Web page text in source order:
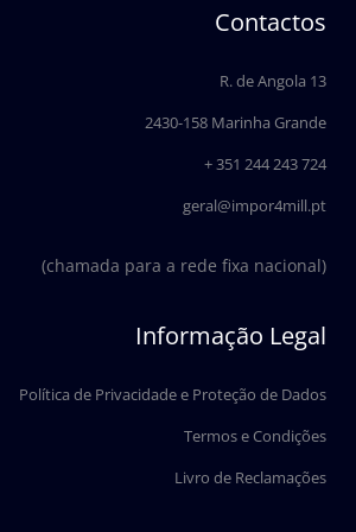
e
b
o
k
k
e
i
n
Contactos
R. de Angola 13
2430-158 Marinha Grande
+ 351 244 243 724
geral@impor4mill.pt
(chamada para a rede fixa nacional)
Informação Legal
Política de Privacidade e Proteção de Dados
Termos e Condições
Livro de Reclamações